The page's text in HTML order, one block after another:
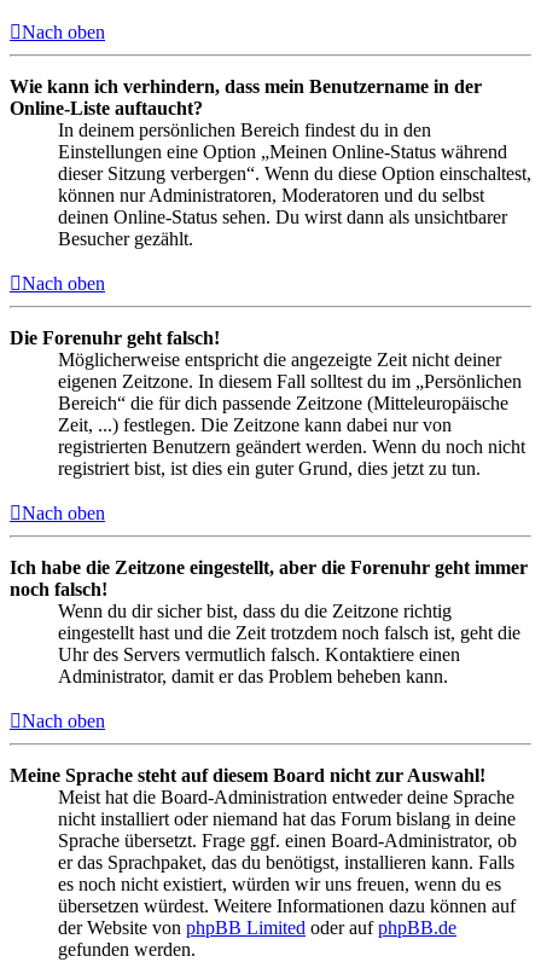
Nach oben
Wie kann ich verhindern, dass mein Benutzername in der
Online-Liste auftaucht?
In deinem persönlichen Bereich findest du in den
Einstellungen eine Option „Meinen Online-Status während
dieser Sitzung verbergen“. Wenn du diese Option einschaltest,
können nur Administratoren, Moderatoren und du selbst
deinen Online-Status sehen. Du wirst dann als unsichtbarer
Besucher gezählt.
Nach oben
Die Forenuhr geht falsch!
Möglicherweise entspricht die angezeigte Zeit nicht deiner
eigenen Zeitzone. In diesem Fall solltest du im „Persönlichen
Bereich“ die für dich passende Zeitzone (Mitteleuropäische
Zeit, ...) festlegen. Die Zeitzone kann dabei nur von
registrierten Benutzern geändert werden. Wenn du noch nicht
registriert bist, ist dies ein guter Grund, dies jetzt zu tun.
Nach oben
Ich habe die Zeitzone eingestellt, aber die Forenuhr geht immer
noch falsch!
Wenn du dir sicher bist, dass du die Zeitzone richtig
eingestellt hast und die Zeit trotzdem noch falsch ist, geht die
Uhr des Servers vermutlich falsch. Kontaktiere einen
Administrator, damit er das Problem beheben kann.
Nach oben
Meine Sprache steht auf diesem Board nicht zur Auswahl!
Meist hat die Board-Administration entweder deine Sprache
nicht installiert oder niemand hat das Forum bislang in deine
Sprache übersetzt. Frage ggf. einen Board-Administrator, ob
er das Sprachpaket, das du benötigst, installieren kann. Falls
es noch nicht existiert, würden wir uns freuen, wenn du es
übersetzen würdest. Weitere Informationen dazu können auf
der Website von phpBB Limited oder aufphpBB.de
gefunden werden.